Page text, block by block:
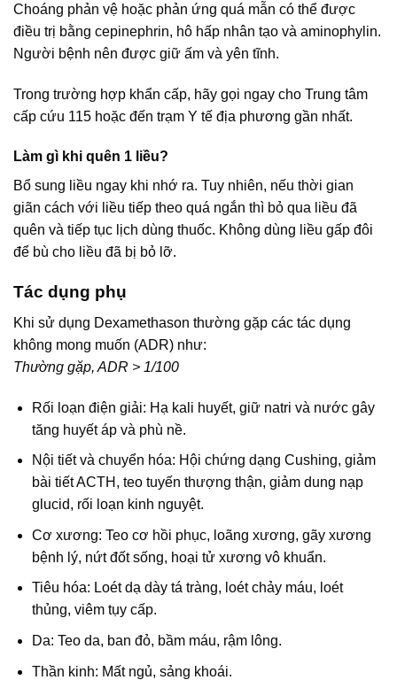
Choáng phản vệ hoặc phản ứng quá mẫn có thể được
điều trị bằng cepinephrin, hô hấp nhân tạo và aminophylin.
Người bệnh nên được giữ ấm và yên tĩnh.
Trong trường hợp khẩn cấp, hãy gọi ngay cho Trung tâm
cấp cứu 115 hoặc đến trạm Y tế địa phương gần nhất.
Làm gì khi quên 1 liều?
Bổ sung liều ngay khi nhớ ra. Tuy nhiên, nếu thời gian
giãn cách với liều tiếp theo quá ngắn thì bỏ qua liều đã
quên và tiếp tục lịch dùng thuốc. Không dùng liều gấp đôi
để bù cho liều đã bị bỏ lỡ.
Tác dụng phụ
Khi sử dụng Dexamethason thường gặp các tác dụng
không mong muốn (ADR) như:
Thường gặp, ADR > 1/100
Rối loạn điện giải: Hạ kali huyết, giữ natri và nước gây
tăng huyết áp và phù nề.
Nội tiết và chuyển hóa: Hội chứng dạng Cushing, giảm
bài tiết ACTH, teo tuyến thượng thận, giảm dung nạp
glucid, rối loạn kinh nguyệt.
Cơ xương: Teo cơ hồi phục, loãng xương, gãy xương
bệnh lý, nứt đốt sống, hoại tử xương vô khuẩn.
Tiêu hóa: Loét dạ dày tá tràng, loét chảy máu, loét
thủng, viêm tụy cấp.
Da: Teo da, ban đỏ, bầm máu, rậm lông.
Thần kinh: Mất ngủ, sảng khoái.